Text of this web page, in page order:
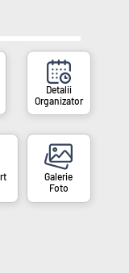
Organizator
Galerie
Foto